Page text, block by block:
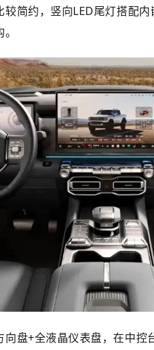
较简约，竖向LED尾灯搭配
盘+全液晶仪表盘，在中控